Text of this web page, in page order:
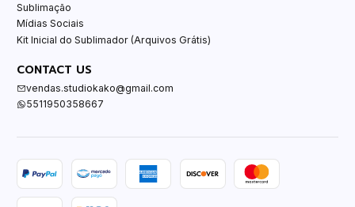
Sublimação
Mídias Sociais
Kit Inicial do Sublimador (Arquivos Grátis)
CONTACT US
vendas.studiokako@gmail.com
5511950358667